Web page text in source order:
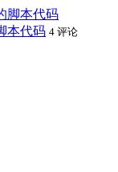
本代码 4 评论